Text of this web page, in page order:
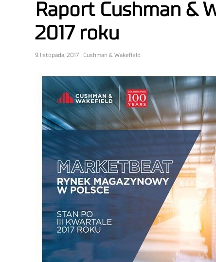
Raport Cushman &
2017 roku
9 listopada, 2017 | Cushman & Wakefield